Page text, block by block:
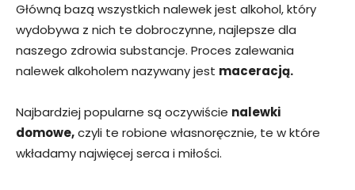
Główną bazą wszystkich nalewek jest alkohol, który
wydobywa z nich te dobroczynne, najlepsze dla
naszego zdrowia substancje. Proces zalewania
nalewek alkoholem nazywany jest maceracją.
Najbardziej popularne są oczywiście nalewki
domowe,czyli te robione własnoręcznie, te w które
wkładamy najwięcej serca i miłości.